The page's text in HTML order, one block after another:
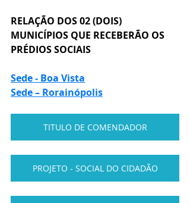
RELAÇÃO DOS 02 (DOIS)
MUNICÍPIOS QUE RECEBERÃO OS
PRÉDIOS SOCIAIS
Sede - Boa Vista
Sede – Rorainópolis
TITULO DE COMENDADOR
PROJETO - SOCIAL DO CIDADÃO